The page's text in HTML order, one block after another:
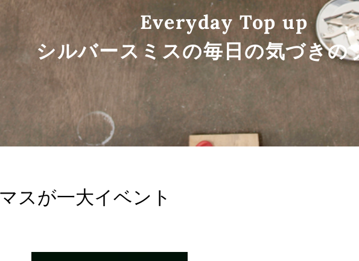
Everyday Top up
シルバースミスの毎日の気づきの
スが一大イベント